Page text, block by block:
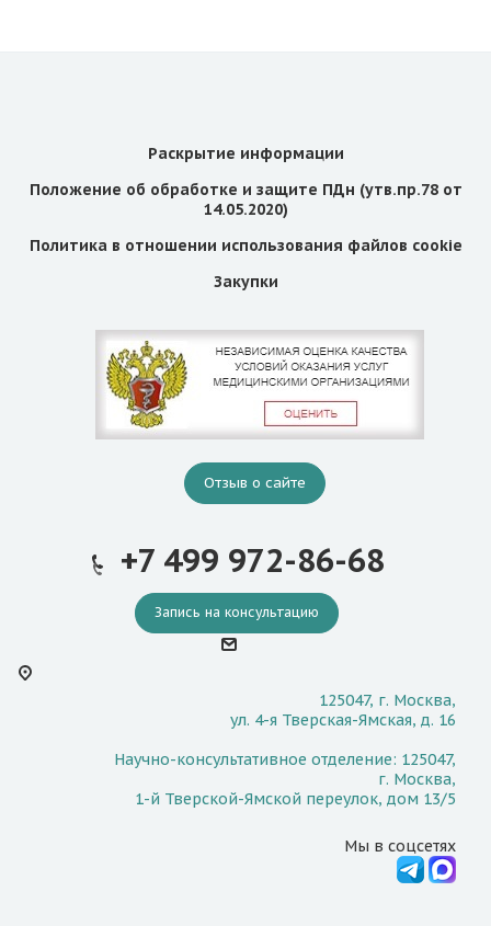
Раскрытие информации
Положение об обработке и защите ПДн (утв.пр.78 от
14.05.2020)
Политика в отношении использования файлов cookie
Закупки
Отзыв о сайте
+7 499 972-86-68
Запись на консультацию
125047, г. Москва,
ул. 4-я Тверская-Ямская, д. 16
Научно-консультативное отделение: 125047,
г. Москва,
1-й Тверской-Ямской переулок, дом 13/5
Мы в соцсетях